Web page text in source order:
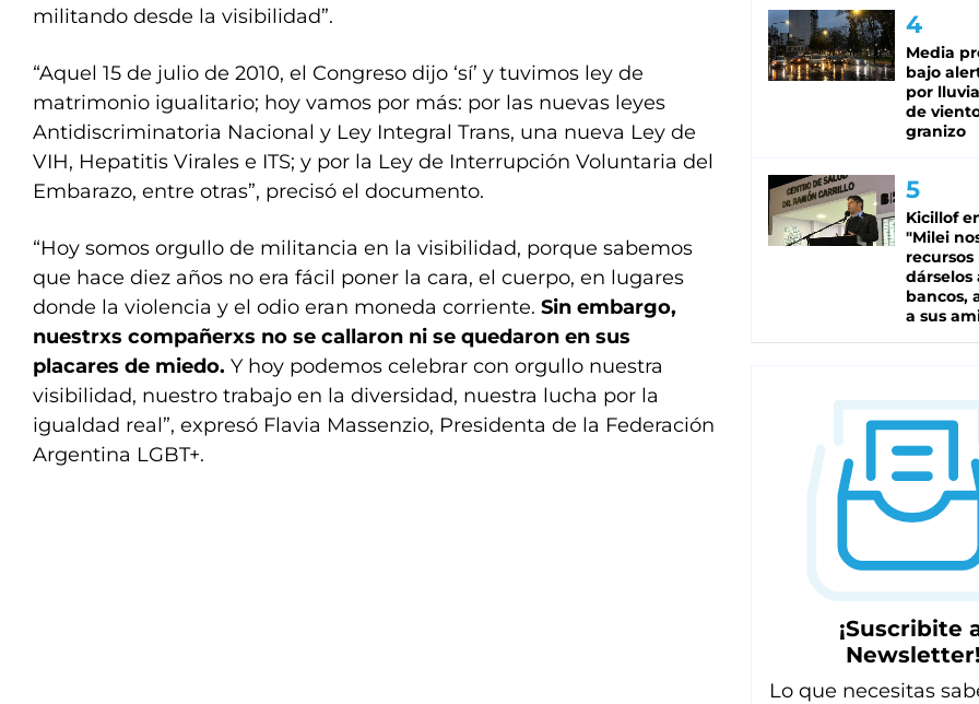
militando desde la visibilidad”.
“Aquel 15 de julio de 2010, el Congreso dijo ‘sí’ y tuvimos ley de
matrimonio igualitario; hoy vamos por más: por las nuevas leyes
Antidiscriminatoria Nacional y Ley Integral Trans, una nueva Ley de
VIH, Hepatitis Virales e ITS; y por la Ley de Interrupción Voluntaria del
Embarazo, entre otras”, precisó el documento.
“Hoy somos orgullo de militancia en la visibilidad, porque sabemos
que hace diez años no era fácil poner la cara, el cuerpo, en lugares
donde la violencia y el odio eran moneda corriente. Sin embargo,
nuestrxs compañerxs no se callaron ni se quedaron en sus
placares de miedo. Y hoy podemos celebrar con orgullo nuestra
visibilidad, nuestro trabajo en la diversidad, nuestra lucha por la
igualdad real”, expresó Flavia Massenzio, Presidenta de la Federación
Argentina LGBT+.
Media
bajo
por
de
granizo
Kicillof
"Milei
recursos
dárselos
bancos,
a sus
¡Suscribite
Newsletter!
Lo que necesitas